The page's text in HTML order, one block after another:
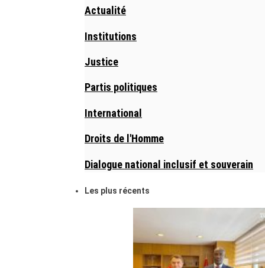
Actualité
Institutions
Justice
Partis politiques
International
Droits de l'Homme
Dialogue national inclusif et souverain
Les plus récents